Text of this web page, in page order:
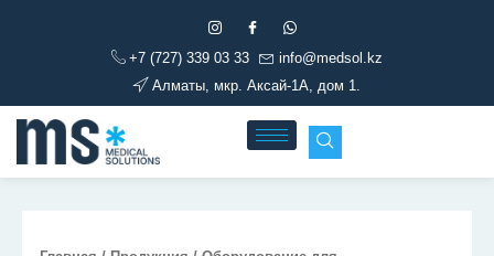
+7 (727) 339 03 33
info@medsol.kz
Алматы, мкр. Аксай-1А, дом 1.